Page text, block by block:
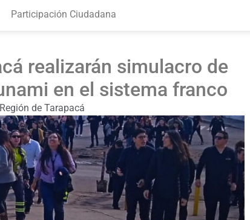
Participación Ciudadana
realizarán simulacro de
en el sistema franco
Región de Tarapacá